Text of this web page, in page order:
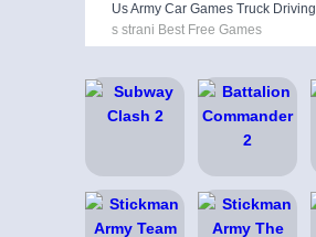
Us Army Car Games Truck Driving
s strani Best Free Games